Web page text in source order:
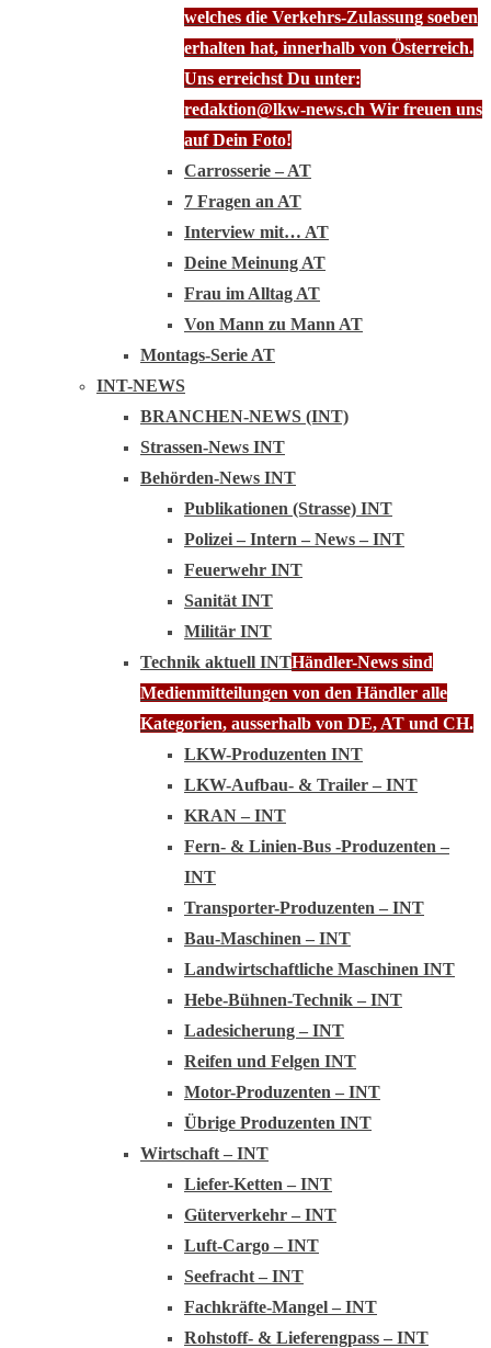
welches die Verkehrs-Zulassung soeben
erhalten hat, innerhalb von Österreich.
Uns erreichst Du unter:
redaktion@lkw-news.ch Wir freuen uns
auf Dein Foto!
Carrosserie – AT
7 Fragen an AT
Interview mit… AT
Deine Meinung AT
Frau im Alltag AT
Von Mann zu Mann AT
Montags-Serie AT
INT-NEWS
BRANCHEN-NEWS (INT)
Strassen-News INT
Behörden-News INT
Publikationen (Strasse) INT
Polizei – Intern – News – INT
Feuerwehr INT
Sanität INT
Militär INT
Technik aktuell INTHändler-News sind
Medienmitteilungen von den Händler alle
Kategorien, ausserhalb von DE, AT und CH.
LKW-Produzenten INT
LKW-Aufbau- & Trailer – INT
KRAN – INT
Fern- & Linien-Bus -Produzenten –
INT
Transporter-Produzenten – INT
Bau-Maschinen – INT
Landwirtschaftliche Maschinen INT
Hebe-Bühnen-Technik – INT
Ladesicherung – INT
Reifen und Felgen INT
Motor-Produzenten – INT
Übrige Produzenten INT
Wirtschaft – INT
Liefer-Ketten – INT
Güterverkehr – INT
Luft-Cargo – INT
Seefracht – INT
Fachkräfte-Mangel – INT
Rohstoff- & Lieferengpass – INT